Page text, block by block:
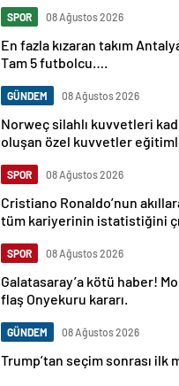
SPOR 08 Ağustos 2026
En fazla kızaran takım
Tam 5 futbolcu….
GÜNDEM 08 Ağustos 2026
Norweç silahlı kuvvetleri
oluşan özel kuvvetler
SPOR 08 Ağustos 2026
Cristiano Ronaldo’nun
tüm kariyerinin istatistiğini
SPOR 08 Ağustos 2026
Galatasaray’a kötü haber!
flaş Onyekuru kararı.
GÜNDEM 08 Ağustos 2026
Trump’tan seçim sonrası ilk